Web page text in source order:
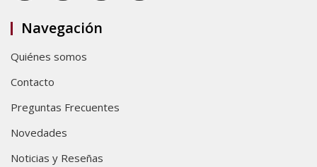
Navegación
Quiénes somos
Contacto
Preguntas Frecuentes
Novedades
Noticias y Reseñas